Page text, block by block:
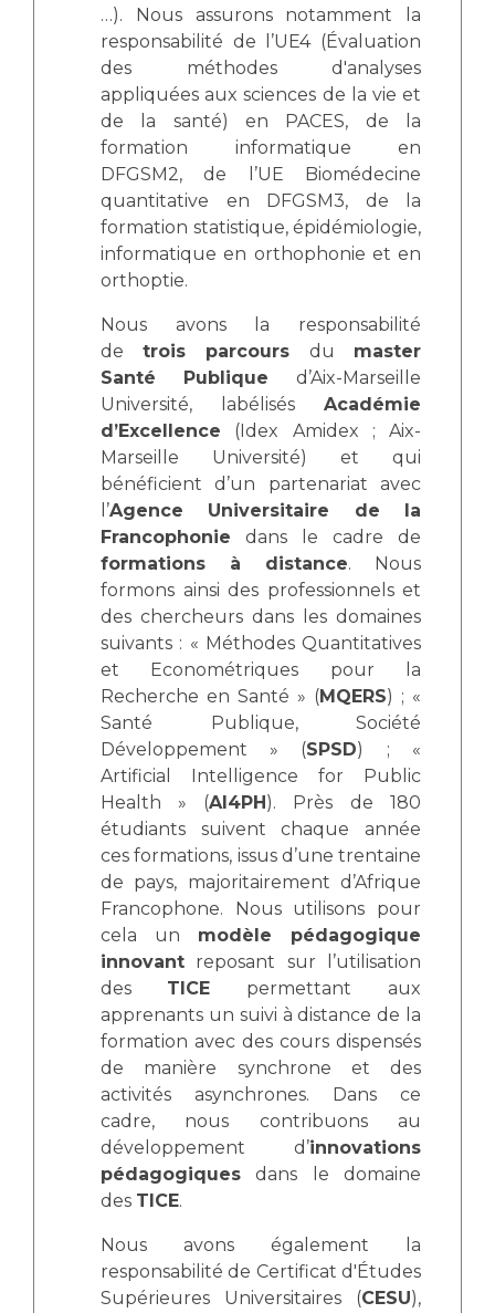
…). Nous assurons notamment la
responsabilité de l’UE4 (Évaluation
des méthodes d'analyses
appliquées aux sciences de la vie et
de la santé) en PACES, de la
formation informatique en
DFGSM2, de l’UE Biomédecine
quantitative en DFGSM3, de la
formation statistique, épidémiologie,
informatique en orthophonie et en
orthoptie.
Nous avons la responsabilité
de trois parcours du master
Santé Publique d’Aix-Marseille
Université, labélisés Académie
d’Excellence (Idex Amidex ; Aix-
Marseille Université) et qui
bénéficient d’un partenariat avec
l’Agence Universitaire de la
Francophonie dans le cadre de
formations à distance. Nous
formons ainsi des professionnels et
des chercheurs dans les domaines
suivants : « Méthodes Quantitatives
et Econométriques pour la
Recherche en Santé » (MQERS) ; «
Santé Publique, Société
Développement » (SPSD) ; «
Artificial Intelligence for Public
Health » (AI4PH ). Près de 180
étudiants suivent chaque année
ces formations, issus d’une trentaine
de pays, majoritairement d’Afrique
Francophone. Nous utilisons pour
cela un modèle pédagogique
innovant reposant sur l’utilisation
des TICE permettant aux
apprenants un suivi à distance de la
formation avec des cours dispensés
de manière synchrone et des
activités asynchrones. Dans ce
cadre, nous contribuons au
développement d’innovations
pédagogiques dans le domaine
des TICE.
Nous avons également la
responsabilité de Certificat d'Études
Supérieures Universitaires (CESU),